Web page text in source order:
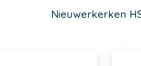
Nieuwerkerken